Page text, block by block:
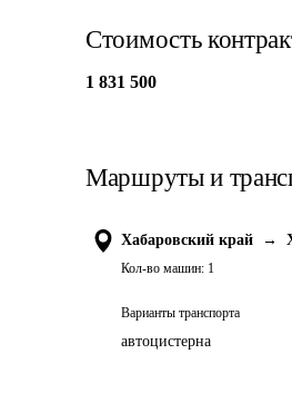
Стоимость
1 831 500
Маршруты и
Хабаровский край →
Кол-во машин: 1
Варианты транспорта
автоцистерна